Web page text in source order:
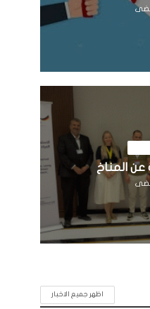
المناخ
اظهر جميع الاخبار